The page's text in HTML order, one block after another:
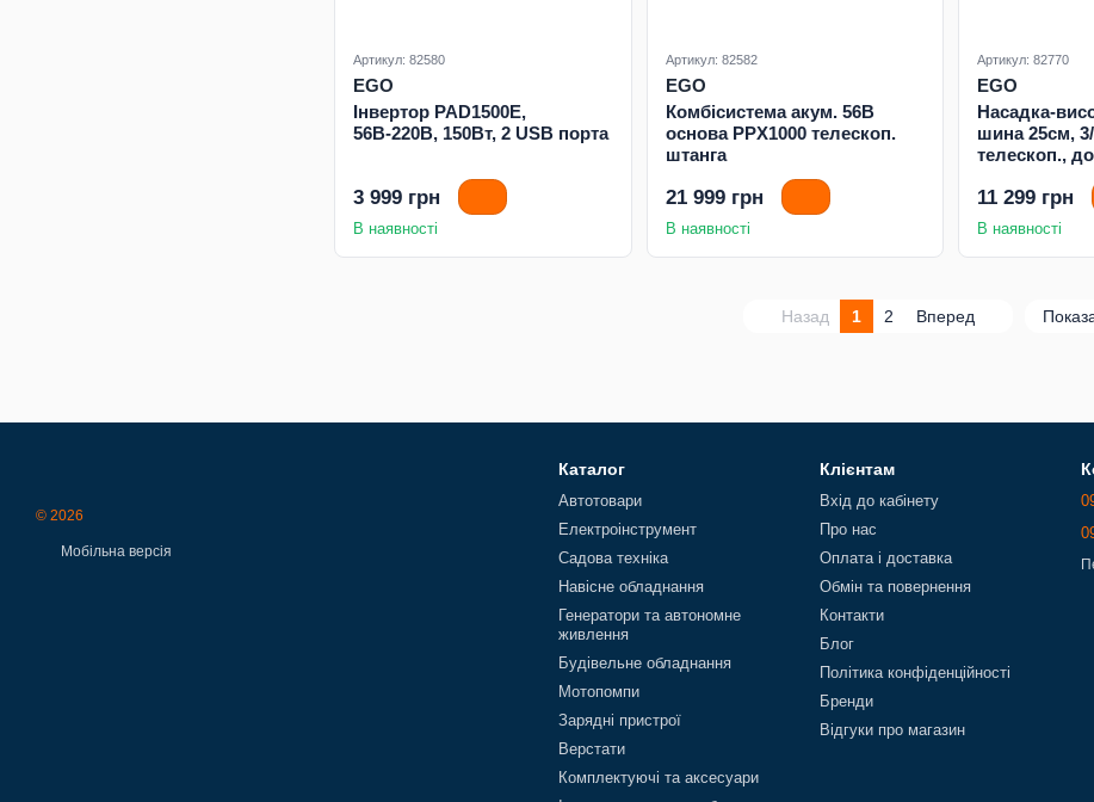
Артикул: 82580
EGO
Інвертор PAD1500E,
56В-220В, 150Вт, 2 USB порта
3 999 грн
В наявності
Артикул: 82582
EGO
Комбісистема акум. 56В
основа PPX1000 телескоп.
штанга
21 999 грн
В наявності
Артикул: 82770
EGO
Насадка-
шина 25см,
телескоп.,
11 299 грн
В наявності
Назад 1 2 Вперед
© 2026
Мобільна версія
Каталог
Автотовари
Електроінструмент
Садова техніка
Навісне обладнання
Генератори та автономне
живлення
Будівельне обладнання
Мотопомпи
Зарядні пристрої
Верстати
Комплектуючі та аксесуари
Клієнтам
Вхід до кабінету
Про нас
Оплата і доставка
Обмін та повернення
Контакти
Блог
Політика конфіденційності
Бренди
Відгуки про магазин